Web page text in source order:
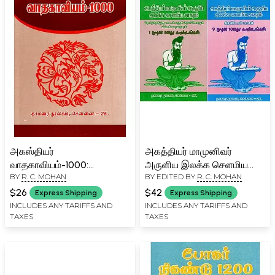
அகஸ்தியர்
வாதகாவியம்-1000:
Agasthiyar Vadakavyam-
1000 (Tamil)
BY R. C. MOHAN
$26 Express Shipping
INCLUDES ANY TARIFFS AND
TAXES
அகத்தியர் மாமுனிவர்
அருளிய இலக்க செளமிய
சாகரம்- Agasthiyar
Mamunivar has Blessed
Nitra Selamiya Sagaram
(Set of 2 Volumes in
BY EDITED BY R. C. MOHAN
$42 Express Shipping
INCLUDES ANY TARIFFS AND
TAXES